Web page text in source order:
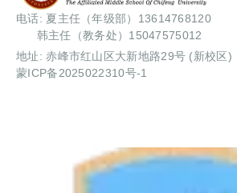
电话: 夏主任（年级部）13614768120
韩主任（教务处）15047575012
地址: 赤峰市红山区大新地路29号 (新校区)
蒙ICP备2025022310号-1